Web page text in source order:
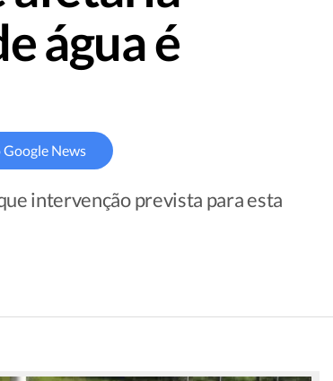
água é
Google News
intervenção prevista para esta